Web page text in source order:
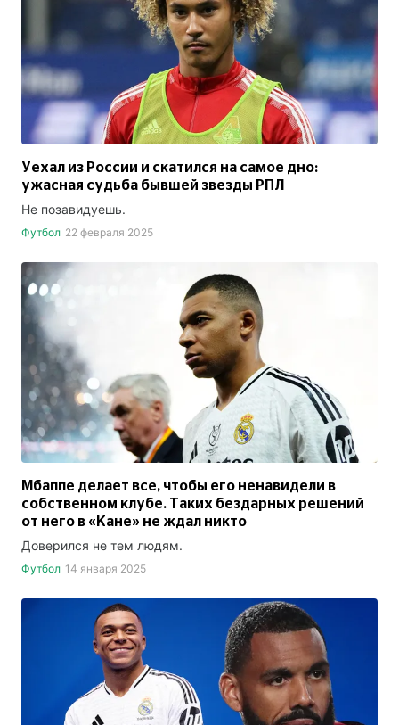
Уехал из России и скатился на самое дно:
ужасная судьба бывшей звезды РПЛ
Не позавидуешь.
Футбол 22 февраля 2025
Мбаппе делает все, чтобы его ненавидели в
собственном клубе. Таких бездарных решений
от него в «Кане» не ждал никто
Доверился не тем людям.
Футбол 14 января 2025